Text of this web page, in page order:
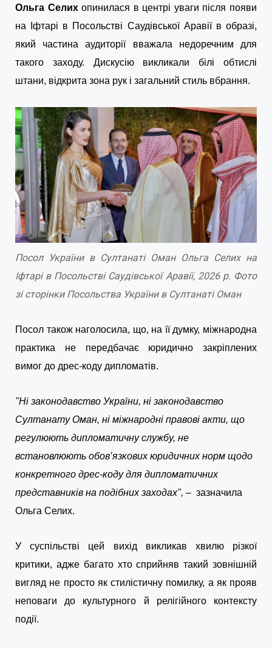
Ольга Селихопинилася в центрі уваги після появи
на Іфтарі в Посольстві Саудівської Аравії в образі,
який частина аудиторії вважала недоречним для
такого заходу. Дискусію викликали білі обтислі
штани, відкрита зона рук і загальний стиль вбрання.
Посол України в Султанаті Оман Ольга Селих на
Іфтарі в Посольстві Саудівської Аравії, 2026 р. Фото
зі сторінки Посольства України в Султанаті Оман
Посол також наголосила, що, на її думку, міжнародна
практика не передбачає юридично закріплених
вимог до дрес-коду дипломатів.
"Ні законодавство України, ні законодавство
Султанату Оман, ні міжнародні правові акти, що
регулюють дипломатичну службу, не
встановлюють обов’язкових юридичних норм щодо
конкретного дрес-коду для дипломатичних
представників на подібних заходах", – зазначила
Ольга Селих.
У суспільстві цей вихід викликав хвилю різкої
критики, адже багато хто сприйняв такий зовнішній
вигляд не просто як стилістичну помилку, а як прояв
неповаги до культурного й релігійного контексту
події.